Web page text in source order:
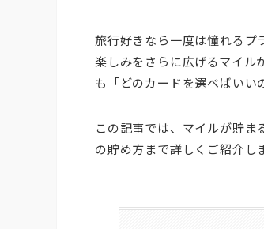
旅行好きなら一度は憧れるプ
楽しみをさらに広げるマイル
も「どのカードを選べばいい
この記事では、マイルが貯
の貯め方まで詳しくご紹介し